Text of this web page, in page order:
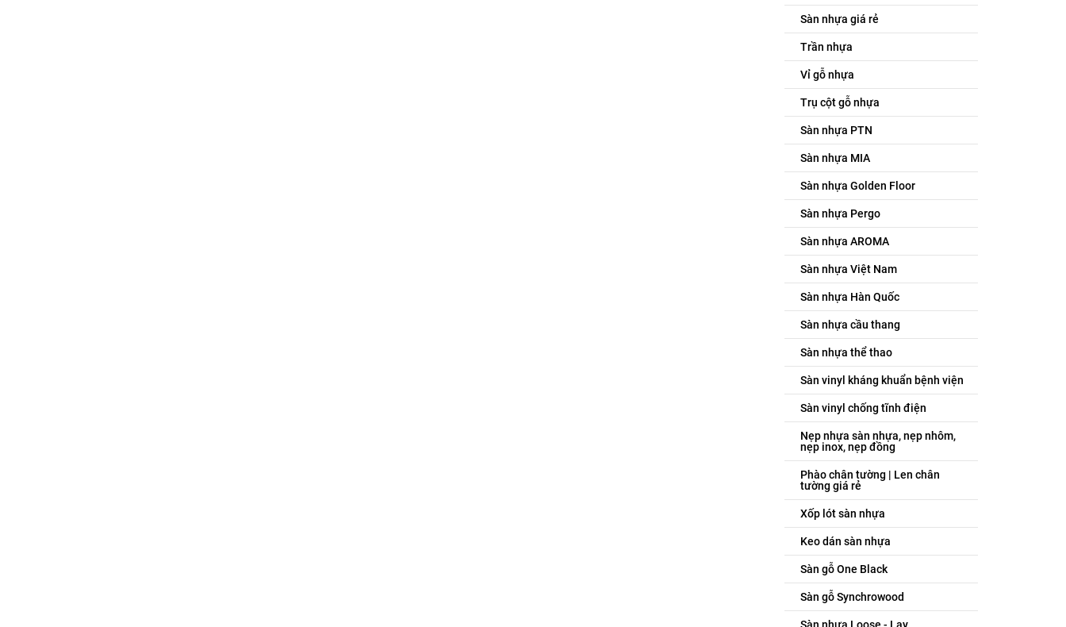
Sàn nhựa giá rẻ
Trần nhựa
Vỉ gỗ nhựa
Trụ cột gỗ nhựa
Sàn nhựa PTN
Sàn nhựa MIA
Sàn nhựa Golden Floor
Sàn nhựa Pergo
Sàn nhựa AROMA
Sàn nhựa Việt Nam
Sàn nhựa Hàn Quốc
Sàn nhựa cầu thang
Sàn nhựa thể thao
Sàn vinyl kháng khuẩn bệnh viện
Sàn vinyl chống tĩnh điện
Nẹp nhựa sàn nhựa, nẹp nhôm,
nẹp inox, nẹp đồng
Phào chân tường | Len chân
tường giá rẻ
Xốp lót sàn nhựa
Keo dán sàn nhựa
Sàn gỗ One Black
Sàn gỗ Synchrowood